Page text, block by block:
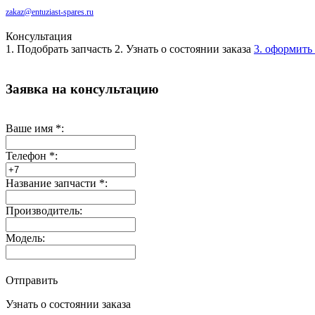
zakaz@entuziast-spares.ru
Консультация
1. Подобрать запчасть 2. Узнать о состоянии заказа 3. оформить
Заявка на консультацию
Ваше имя *:
Телефон *:
Название запчасти *:
Производитель:
Модель:
Отправить
Узнать о состоянии заказа